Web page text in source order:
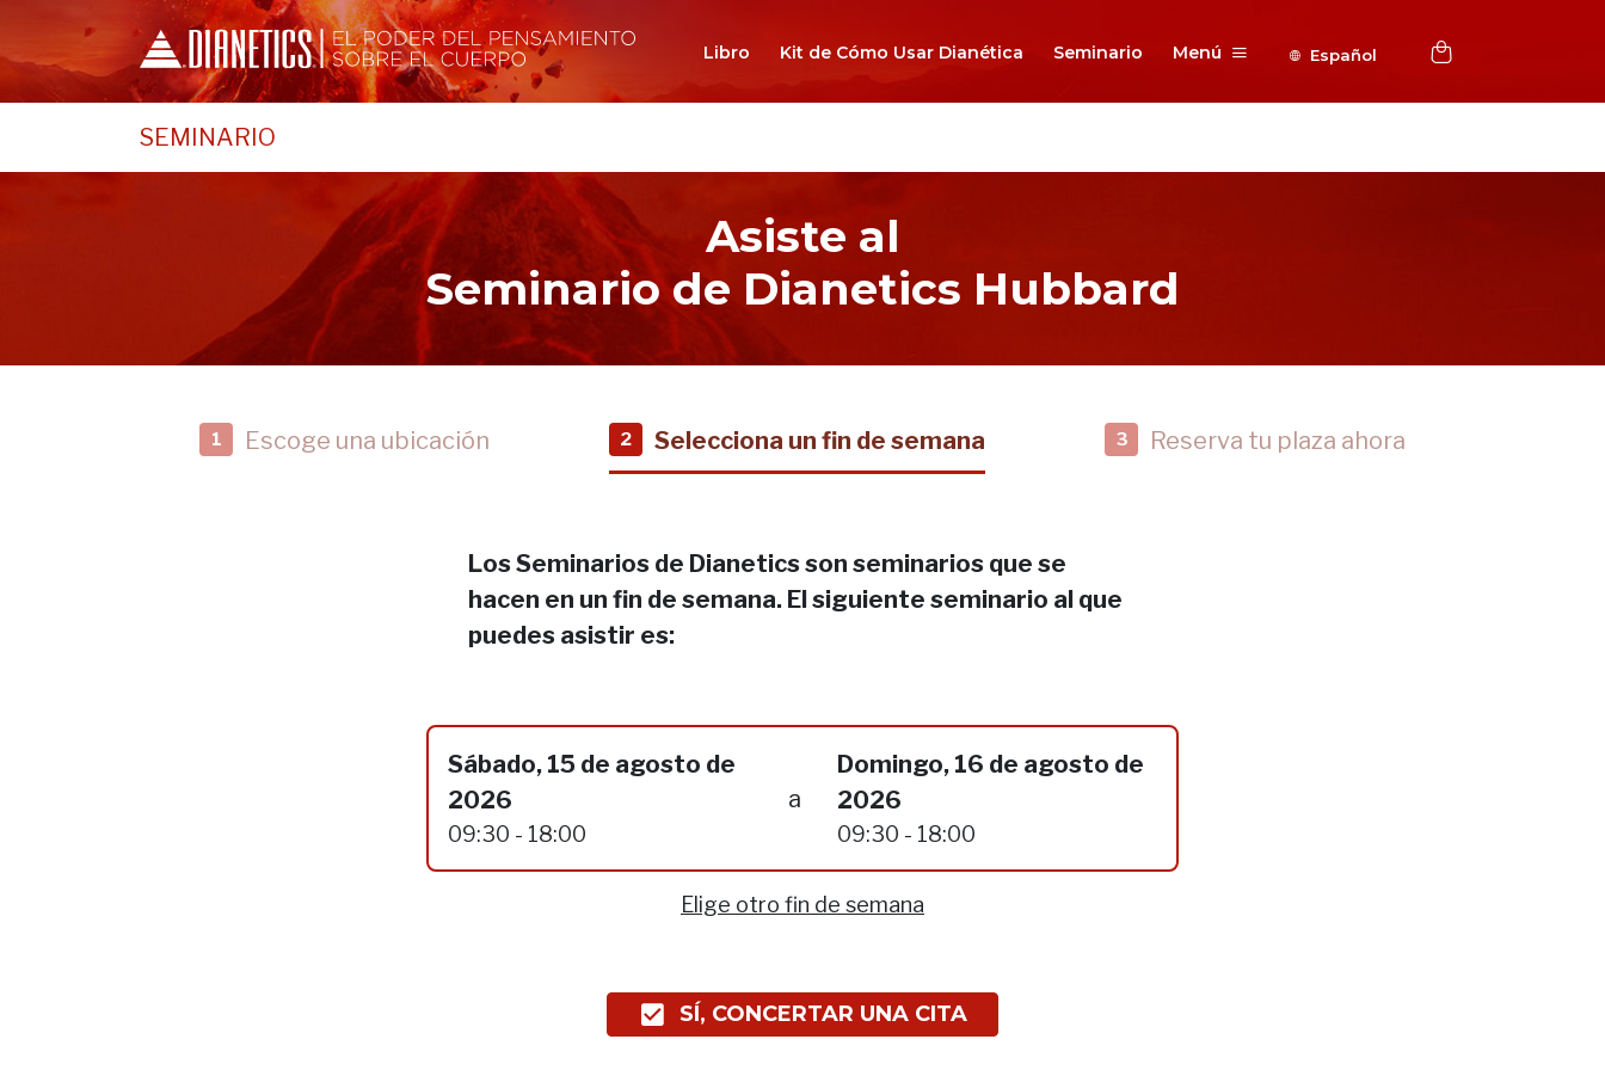
Libro Kit de Cómo Usar Dianética Seminario Menú Español
SEMINARIO
Asiste al
Seminario de Dianetics Hubbard
1 Escoge una ubicación 2 Selecciona un fin de semana 3 Reserva tu plaza ahora
Los Seminarios de Dianetics son seminarios que se
hacen en un fin de semana. El siguiente seminario al que
puedes asistir es:
Sábado, 15 de agosto de
2026
09:30 - 18:00
a
Domingo, 16 de agosto de
2026
09:30 - 18:00
Elige otro fin de semana
SÍ, CONCERTAR UNA CITA